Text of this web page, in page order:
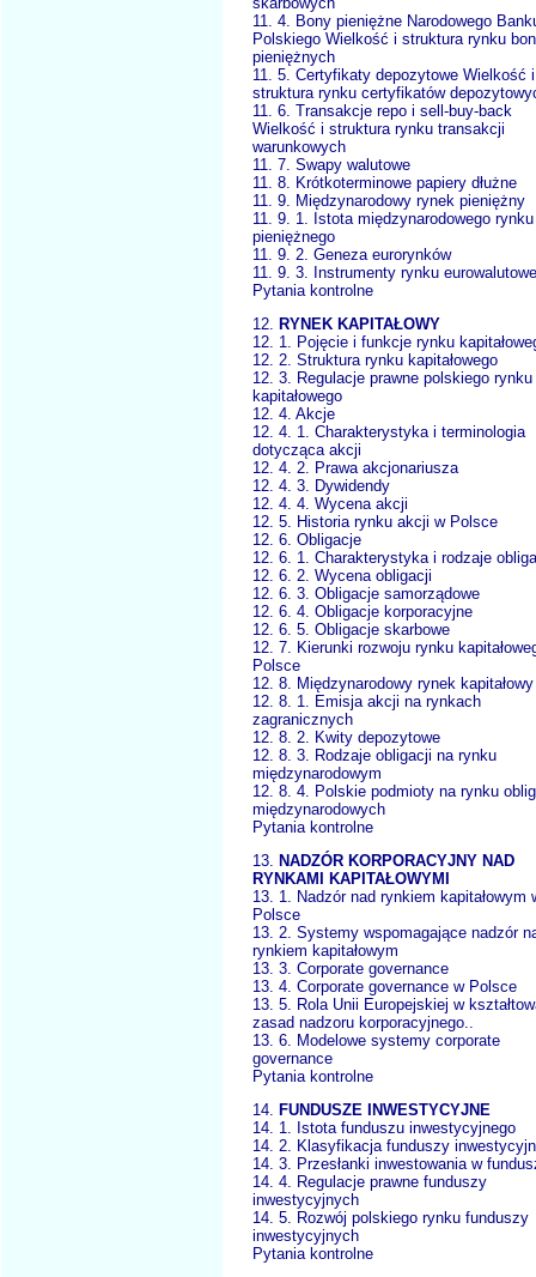
11. 4. Bony pieniężne Narodowego
Polskiego Wielkość i struktura rynku
pieniężnych
11. 5. Certyfikaty depozytowe Wielkość i
struktura rynku certyfikatów
11. 6. Transakcje repo i sell-buy-back
Wielkość i struktura rynku transakcji
warunkowych
11. 7. Swapy walutowe
11. 8. Krótkoterminowe papiery dłużne
11. 9. Międzynarodowy rynek pieniężny
11. 9. 1. Istota międzynarodowego rynku
pieniężnego
11. 9. 2. Geneza eurorynków
11. 9. 3. Instrumenty rynku
Pytania kontrolne
12. RYNEK KAPITAŁOWY
12. 1. Pojęcie i funkcje rynku
12. 2. Struktura rynku kapitałowego
12. 3. Regulacje prawne polskiego rynku
kapitałowego
12. 4. Akcje
12. 4. 1. Charakterystyka i terminologia
dotycząca akcji
12. 4. 2. Prawa akcjonariusza
12. 4. 3. Dywidendy
12. 4. 4. Wycena akcji
12. 5. Historia rynku akcji w Polsce
12. 6. Obligacje
12. 6. 1. Charakterystyka i rodzaje
12. 6. 2. Wycena obligacji
12. 6. 3. Obligacje samorządowe
12. 6. 4. Obligacje korporacyjne
12. 6. 5. Obligacje skarbowe
12. 7. Kierunki rozwoju rynku
Polsce
12. 8. Międzynarodowy rynek kapitałowy
12. 8. 1. Emisja akcji na rynkach
zagranicznych
12. 8. 2. Kwity depozytowe
12. 8. 3. Rodzaje obligacji na rynku
międzynarodowym
12. 8. 4. Polskie podmioty na rynku
międzynarodowych
Pytania kontrolne
13. NADZÓR KORPORACYJNY NAD
RYNKAMI KAPITAŁOWYMI
13. 1. Nadzór nad rynkiem kapitałowym
Polsce
13. 2. Systemy wspomagające nadzór
rynkiem kapitałowym
13. 3. Corporate governance
13. 4. Corporate governance w Polsce
13. 5. Rola Unii Europejskiej w
zasad nadzoru korporacyjnego..
13. 6. Modelowe systemy corporate
governance
Pytania kontrolne
14. FUNDUSZE INWESTYCYJNE
14. 1. Istota funduszu inwestycyjnego
14. 2. Klasyfikacja funduszy
14. 3. Przesłanki inwestowania w
14. 4. Regulacje prawne funduszy
inwestycyjnych
14. 5. Rozwój polskiego rynku funduszy
inwestycyjnych
Pytania kontrolne